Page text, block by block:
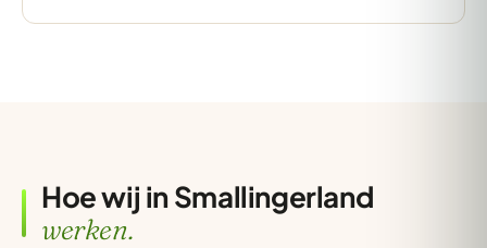
Hoe wij in Smallingerland
werken.